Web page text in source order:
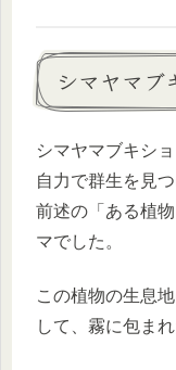
シマヤマブ
シマヤマブキシ
自力で群生を見
前述の「ある植
マでした。
この植物の生息
して、霧に包ま